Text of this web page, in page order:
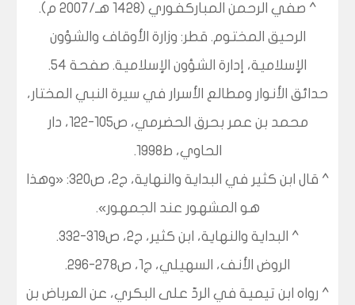
^ صفي الرحمن المباركفوري (1428 هـ/2007 م).
الرحيق المختوم. قطر: وزارة الأوقاف والشؤون
الإسلامية، إدارة الشؤون الإسلامية. صفحة 54.
حدائق الأنوار ومطالع الأسرار في سيرة النبي المختار،
محمد بن عمر بحرق الحضرمي، ص105-122، دار
الحاوي، ط1998.
^ قال ابن كثير في البداية والنهاية، ج2، ص320: «وهذا
هو المشهور عند الجمهور».
^ البداية والنهاية، ابن كثير، ج2، ص319-332.
الروض الأنف، السهيلي، ج1، ص278-296.
^ رواه ابن تيمية في الردّ على البكري، عن العرباض بن